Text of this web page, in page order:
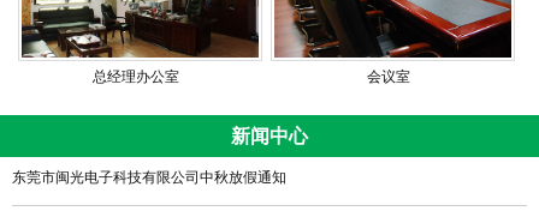
总经理办公室 会议室
新闻中心
东莞市闽光电子科技有限公司中秋放假通知